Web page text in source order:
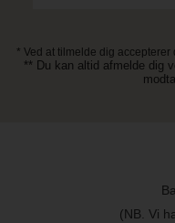
* Ved at tilmelde dig
** Du kan altid afmelde dig
(NB. Vi